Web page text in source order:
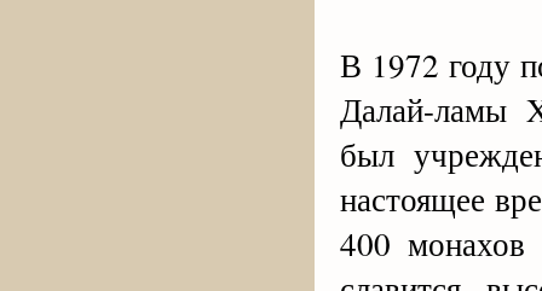
В 1972 году
Далай-ламы
был
настоящее
400 монахов